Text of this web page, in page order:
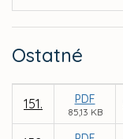
Ostatné
151. PDF
85,13 KB